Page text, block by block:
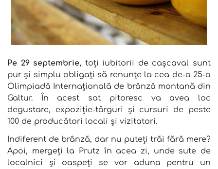
Pe 29 septembrie, toți iubitorii de cașcaval sunt
pur și simplu obligați să renunțe la cea de-a 25-a
Olimpiadă Internațională de brânză montană din
Galtur. În acest sat pitoresc va avea loc
degustare, expoziție-târguri și cursuri de peste
100 de producători locali și vizitatori.
Indiferent de brânză, dar nu puteți trăi fără mere?
Apoi, mergeți la Prutz în acea zi, unde sute de
localnici și oaspeți se vor aduna pentru un